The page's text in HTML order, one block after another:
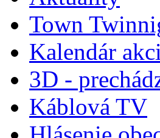
Town
Kalendár
3D -
Káblová TV